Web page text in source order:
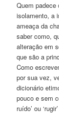
Quem
isolamento, a
ameaça da
saber como,
alteração em
que são a
Como
por sua vez,
dicionário
pouco e sem
ruído’ ou